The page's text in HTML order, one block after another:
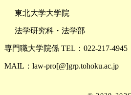
東北大学大学院
法学研究科・法学部
専門職大学院係 TEL：022-217-4945
MAIL：law-pro[@]grp.tohoku.ac.jp